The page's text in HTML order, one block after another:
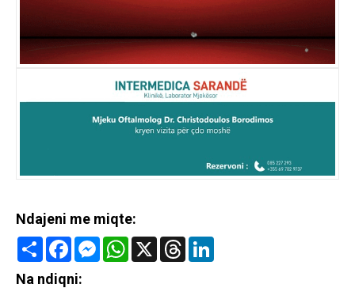
Ndajeni me miqte:
Share FacebookMessenger
WhatsApp
X Threads
Na ndiqni: